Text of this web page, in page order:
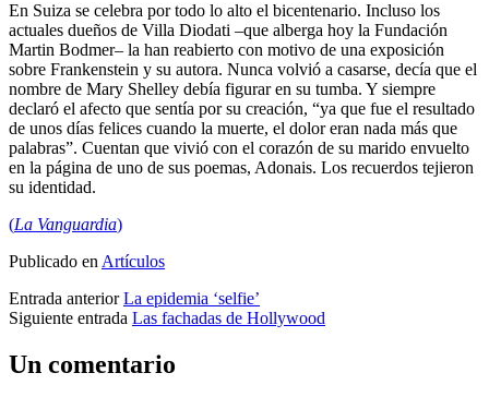
En Suiza se celebra por todo lo alto el bicentenario. Incluso los
actuales dueños de Villa Diodati –que alberga hoy la Fundación
Martin Bodmer– la han reabierto con motivo de una exposición
sobre Frankenstein y su autora. Nunca volvió a casarse, decía que el
nombre de Mary Shelley debía figurar en su tumba. Y siempre
declaró el afecto que sentía por su creación, “ya que fue el resultado
de unos días felices cuando la muerte, el dolor eran nada más que
palabras”. Cuentan que vivió con el corazón de su marido envuelto
en la página de uno de sus poemas, Adonais. Los recuerdos tejieron
su identidad.
(La Vanguardia)
Publicado enArtículos
Entrada anterior La epidemia ‘selfie’
Siguiente entrada Las fachadas de Hollywood
Un comentario